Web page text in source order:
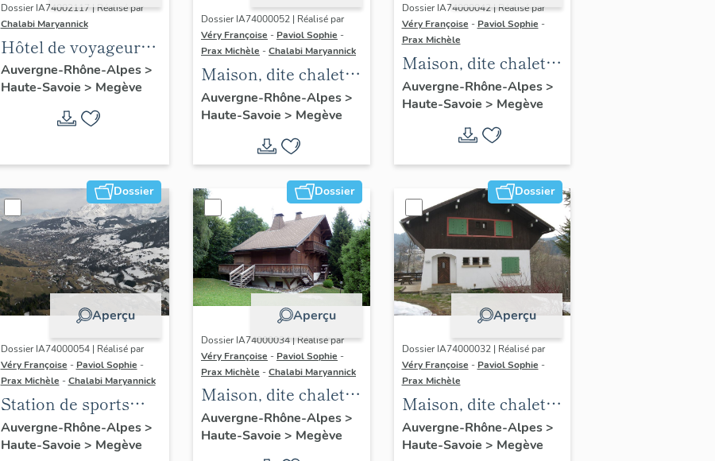
Dossier IA74002117 | Réalisé par
Chalabi Maryannick
Hôtel de voyageurs
le Windsor,
actuellement
immeuble
Auvergne-Rhône-Alpes>
Haute-Savoie > Megève
Dossier IA74000052 | Réalisé par
Véry Françoise - Paviol Sophie -
Prax Michèle -Chalabi Maryannick
Maison, dite chalet
l'Igloo
Auvergne-Rhône-Alpes>
Haute-Savoie > Megève
Dossier IA74000042 | Réalisé par
Véry Françoise - Paviol Sophie -
Prax Michèle
Maison, dite chalet
le Vire-Vent
Auvergne-Rhône-Alpes>
Haute-Savoie > Megève
Dossier
Aperçu
Dossier IA74000054 | Réalisé par
Véry Françoise - Paviol Sophie -
Prax Michèle -Chalabi Maryannick
Station de sports
d'hiver
Auvergne-Rhône-Alpes>
Haute-Savoie > Megève
Dossier
Aperçu
Dossier IA74000034 | Réalisé par
Véry Françoise - Paviol Sophie -
Prax Michèle -Chalabi Maryannick
Maison, dite chalet
la Marjolaine
Auvergne-Rhône-Alpes>
Haute-Savoie > Megève
Dossier
Aperçu
Dossier IA74000032 | Réalisé par
Véry Françoise - Paviol Sophie -
Prax Michèle
Maison, dite chalet
le Toit
Auvergne-Rhône-Alpes>
Haute-Savoie > Megève